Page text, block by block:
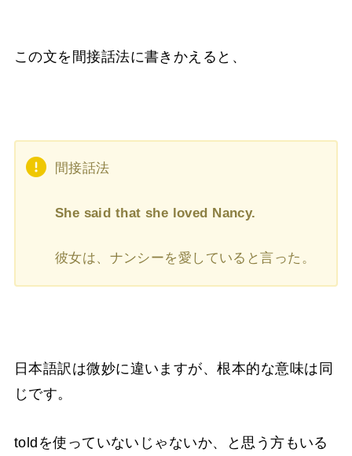
この文を間接話法に書きかえると、
間接話法
She said that she loved Nancy.
彼女は、ナンシーを愛していると言った。
日本語訳は微妙に違いますが、根本的な意味は同
じです。
toldを使っていないじゃないか、と思う方もいる